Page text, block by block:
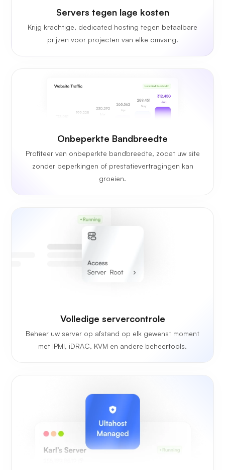
Servers tegen lage kosten
Krijg krachtige, dedicated hosting tegen betaalbare
prijzen voor projecten van elke omvang.
Onbeperkte Bandbreedte
Profiteer van onbeperkte bandbreedte, zodat uw site
zonder beperkingen of prestatievertragingen kan
groeien.
Volledige servercontrole
Beheer uw server op afstand op elk gewenst moment
met IPMI, iDRAC, KVM en andere beheertools.